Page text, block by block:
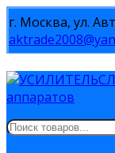
г. Москва, ул.
аппаратов